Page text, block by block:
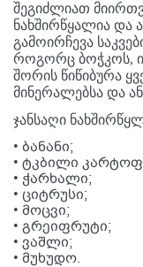
შეგიძლიათ
ნახშირწყალია და
გამოირჩევა
როგორც ბოჭკოს,
შორის წიწიბურა
მინერალებსა და
ჯანსაღი
• ბანანი;
• ტკბილი
• ჭარხალი;
• ციტრუსი;
• მოცვი;
• გრეიფრუტი;
• ვაშლი;
• მუხუდო.